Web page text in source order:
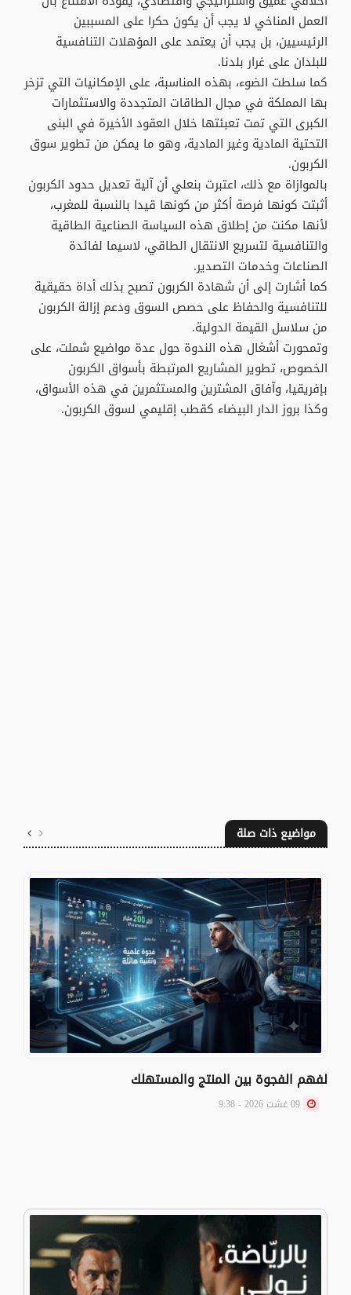
العمل المناخي لا يجب أن يكون حكرا على المسببين
الرئيسيين، بل يجب أن يعتمد على المؤهلات التنافسية
للبلدان على غرار بلدنا.
كما سلطت الضوء، بهذه المناسبة، على الإمكانيات التي تزخر
بها المملكة في مجال الطاقات المتجددة والاستثمارات
الكبرى التي تمت تعبئتها خلال العقود الأخيرة في البنى
التحتية المادية وغير المادية، وهو ما يمكن من تطوير سوق
الكربون.
بالموازاة مع ذلك، اعتبرت بنعلي أن آلية تعديل حدود الكربون
أثبتت كونها فرصة أكثر من كونها قيدا بالنسبة للمغرب،
لأنها مكنت من إطلاق هذه السياسة الصناعية الطاقية
والتنافسية لتسريع الانتقال الطاقي، لاسيما لفائدة
الصناعات وخدمات التصدير.
كما أشارت إلى أن شهادة الكربون تصبح بذلك أداة حقيقية
للتنافسية والحفاظ على حصص السوق ودعم إزالة الكربون
من سلاسل القيمة الدولية.
وتمحورت أشغال هذه الندوة حول عدة مواضيع شملت، على
الخصوص، تطوير المشاريع المرتبطة بأسواق الكربون
بإفريقيا، وآفاق المشترين والمستثمرين في هذه الأسواق،
وكذا بروز الدار البيضاء كقطب إقليمي لسوق الكربون.
مواضيع ذات صلة
لفهم الفجوة بين المنتج والمستهلك